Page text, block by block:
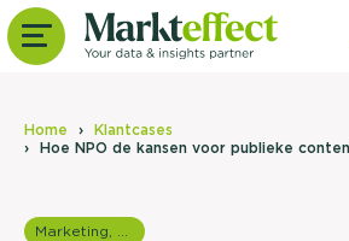
Home
Klantcases
Hoe NPO de kansen voor publieke
Marketing, media & PR